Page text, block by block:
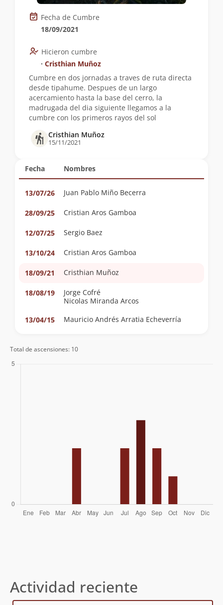
Fecha Nombres
13/07/26 Juan Pablo Miño Becerra
28/09/25 Cristian Aros Gamboa
12/07/25 Sergio Baez
13/10/24 Cristian Aros Gamboa
18/09/21 Cristhian Muñoz
18/08/19
Jorge Cofré
Nicolas Miranda Arcos
13/04/15
Mauricio Andrés Arratia Echeverría
Fecha de Cumbre
18/09/2021
Hicieron cumbre
∙ Cristhian Muñoz
Cumbre en dos jornadas a traves de ruta directa
desde tipahume. Despues de un largo
acercamiento hasta la base del cerro, la
madrugada del dia siguiente llegamos a la
cumbre con los primeros rayos del sol
Cristhian Muñoz
15/11/2021
Total de ascensiones: 10
Actividad reciente